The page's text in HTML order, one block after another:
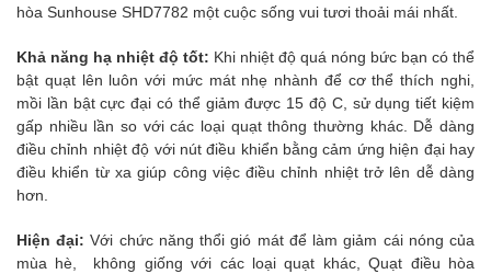
hòa Sunhouse SHD7782 một cuộc sống vui tươi thoải mái nhất.
Khả năng hạ nhiệt độ tốt: Khi nhiệt độ quá nóng bức bạn có thể
bật quạt lên luôn với mức mát nhẹ nhành để cơ thể thích nghi,
mồi lần bật cực đại có thể giảm được 15 độ C, sử dụng tiết kiệm
gấp nhiều lần so với các loại quạt thông thường khác. Dễ dàng
điều chỉnh nhiệt độ với nút điều khiển bằng cảm ứng hiện đại hay
điều khiển từ xa giúp công việc điều chỉnh nhiệt trở lên dễ dàng
hơn.
Hiện đại:Với chức năng thổi gió mát để làm giảm cái nóng của
mùa hè, không giống với các loại quạt khác, Quạt điều hòa